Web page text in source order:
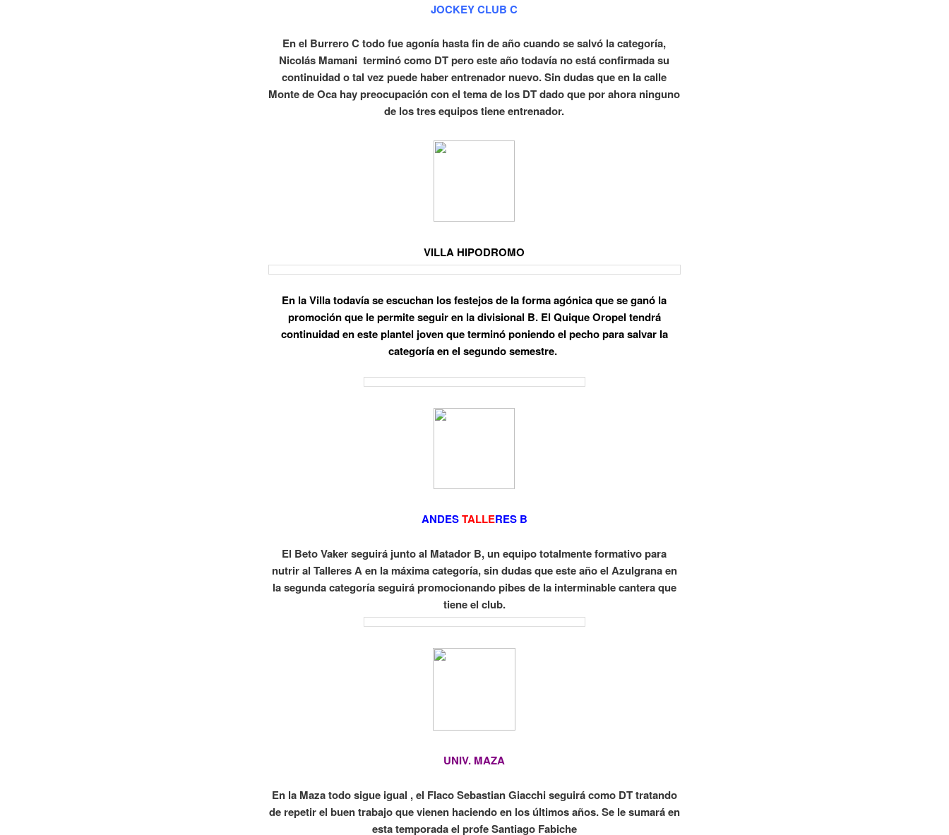
JOCKEY CLUB C
En el Burrero C todo fue agonía hasta fin de año cuando se salvó la categoría,
Nicolás Mamani terminó como DT pero este año todavía no está confirmada su
continuidad o tal vez puede haber entrenador nuevo. Sin dudas que en la calle
Monte de Oca hay preocupación con el tema de los DT dado que por ahora ninguno
de los tres equipos tiene entrenador.
VILLA HIPODROMO
En la Villa todavía se escuchan los festejos de la formaagónicaque se ganó la
promoción que le permite seguir en la divisional B. El Quique Oropel tendrá
continuidad en este plantel joven que terminó poniendo el pecho para salvar la
categoría en el segundo semestre.
ANDESTALLERES B
El Beto Vaker seguirá junto al Matador B, un equipo totalmente formativo para
nutrir al Talleres A en la máxima categoría, sin dudas que este año el Azulgrana en
la segunda categoría seguirá promocionando pibes de la interminable cantera que
tiene el club.
UNIV. MAZA
En la Maza todo sigue igual , el Flaco Sebastian Giacchi seguirá como DT tratando
de repetir el buen trabajo que vienen haciendo en los últimos años. Se le sumará en
esta temporada el profe Santiago Fabiche